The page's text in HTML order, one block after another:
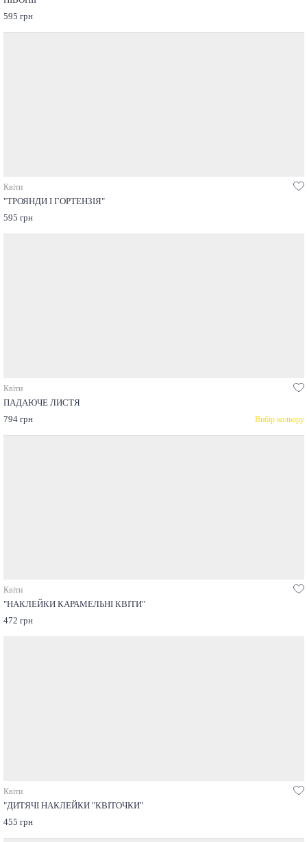
595 грн
Квіти
"ТРОЯНДИ І ГОРТЕНЗІЯ"
595 грн
Квіти
ПАДАЮЧЕ ЛИСТЯ
794 грн
Вибір кольору
Квіти
"НАКЛЕЙКИ КАРАМЕЛЬНІ КВІТИ"
472 грн
Квіти
"ДИТЯЧІ НАКЛЕЙКИ "КВІТОЧКИ"
455 грн